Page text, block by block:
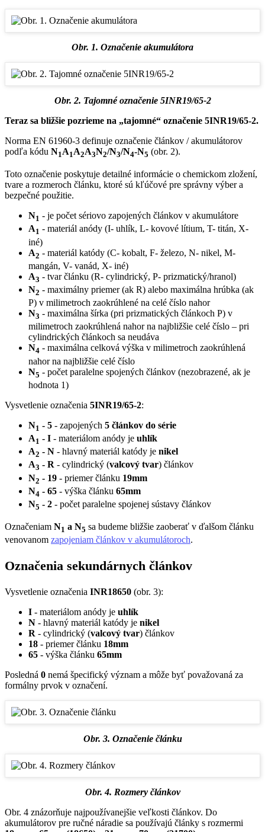
Obr. 1. Označenie akumulátora
Obr. 2. Tajomné označenie 5INR19/65-2
Teraz sa bližšie pozrieme na „tajomné“ označenie 5INR19/65-2.
Norma EN 61960-3 definuje označenie článkov / akumulátorov
podľa kódu N1A1A2A3N2/N3/N4-N5 (obr. 2).
Toto označenie poskytuje detailné informácie o chemickom zložení,
tvare a rozmeroch článku, ktoré sú kľúčové pre správny výber a
bezpečné použitie.
N1 - je počet sériovo zapojených článkov v akumulátore
A1 - materiál anódy (I- uhlík, L- kovové lítium, T- titán, X-
iné)
A2 - materiál katódy (C- kobalt, F- železo, N- nikel, M-
mangán, V- vanád, X- iné)
A3 - tvar článku (R- cylindrický, P- prizmatický/hranol)
N2 - maximálny priemer (ak R) alebo maximálna hrúbka (ak
P) v milimetroch zaokrúhlené na celé číslo nahor
N3 - maximálna šírka (pri prizmatických článkoch P) v
milimetroch zaokrúhlená nahor na najbližšie celé číslo – pri
cylindrických článkoch sa neudáva
N4 - maximálna celková výška v milimetroch zaokrúhlená
nahor na najbližšie celé číslo
N5 - počet paralelne spojených článkov (nezobrazené, ak je
hodnota 1)
Vysvetlenie označenia 5INR19/65-2:
N1 - 5 - zapojených 5 článkov do série
A1 - I - materiálom anódy je uhlík
A2 - N - hlavný materiál katódy je nikel
A3 - R - cylindrický (valcový tvar) článkov
N2 - 19 - priemer článku 19mm
N4 - 65 - výška článku 65mm
N5 - 2 - počet paralelne spojenej sústavy článkov
Označeniam N1 a N5 sa budeme bližšie zaoberať v ďalšom článku
venovanom zapojeniam článkov v akumulátoroch.
Označenia sekundárnych článkov
Vysvetlenie označenia INR18650 (obr. 3):
I - materiálom anódy je uhlík
N - hlavný materiál katódy je nikel
R - cylindrický (valcový tvar) článkov
18 - priemer článku 18mm
65 - výška článku 65mm
Posledná 0 nemá špecifický význam a môže byť považovaná za
formálny prvok v označení.
Obr. 3. Označenie článku
Obr. 4. Rozmery článkov
Obr. 4 znázorňuje najpoužívanejšie veľkosti článkov. Do
akumulátorov pre ručné náradie sa používajú články s rozmermi